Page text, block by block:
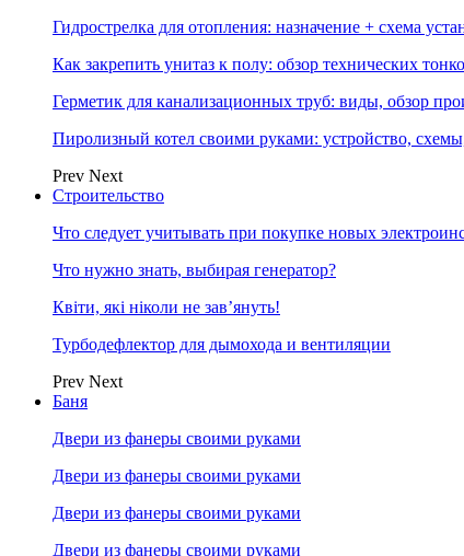
Гидрострелка для отопления: назначение + схема
Как закрепить унитаз к полу: обзор технических
Герметик для канализационных труб: виды, обзор
Пиролизный котел своими руками: устройство,
Prev Next
Строительство
Что следует учитывать при покупке новых
Что нужно знать, выбирая генератор?
Квіти, які ніколи не зав’януть!
Турбодефлектор для дымохода и вентиляции
Prev Next
Баня
Двери из фанеры своими руками
Двери из фанеры своими руками
Двери из фанеры своими руками
Двери из фанеры своими руками